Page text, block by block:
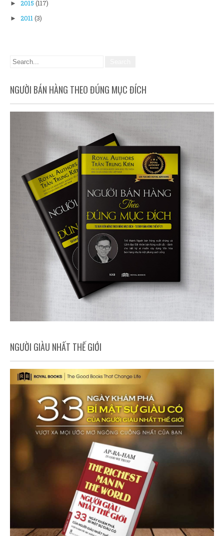
► 2015 (117)
► 2011(3)
NGƯỜI BÁN HÀNG THEO ĐÚNG MỤC ĐÍCH
NGƯỜI GIÀU NHẤT THẾ GIỚI